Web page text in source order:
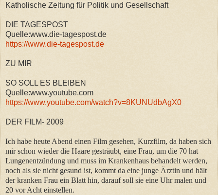
Katholische Zeitung für Politik und Gesellschaft
DIE TAGESPOST
Quelle:www.die-tagespost.de
https://www.die-tagespost.de
ZU MIR
SO SOLL ES BLEIBEN
Quelle:www.youtube.com
https://www.youtube.com/watch?v=8KUNUdbAgX0
DER FILM- 2009
Ich habe heute Abend einen Film gesehen, Kurzfilm, da haben sich
mir schon wieder die Haare gesträubt, eine Frau, um die 70 hat
Lungenentzündung und muss im Krankenhaus behandelt werden,
noch als sie nicht gesund ist, kommt da eine junge Ärztin und hält
der kranken Frau ein Blatt hin, darauf soll sie eine Uhr malen und
20 vor Acht einstellen.